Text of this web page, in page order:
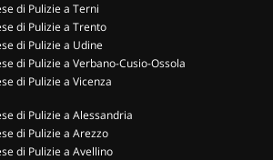
di Pulizie a Terni
di Pulizie a Trento
di Pulizie a Udine
di Pulizie a Verbano-Cusio-Ossola
di Pulizie a Vicenza
di Pulizie a Alessandria
di Pulizie a Arezzo
di Pulizie a Avellino